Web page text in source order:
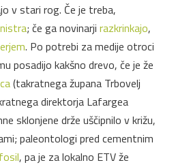
v stari rog. Če je treba,
; če ga novinarji razkrinkajo,
. Po potrebi za medije otroci
posadijo kakšno drevo, če je že
(takratnega župana Trbovelj
direktorja Lafargea
sklonjene drže uščipnilo v križu,
paleontologi pred cementnim
, pa je za lokalno ETV že